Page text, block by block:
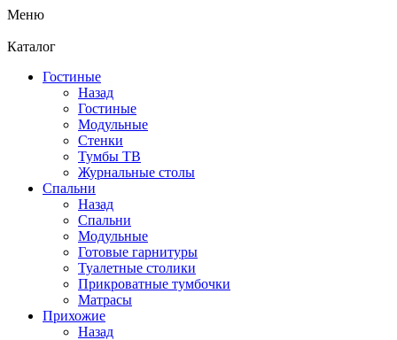
Меню
Каталог
Гостиные
Назад
Гостиные
Модульные
Стенки
Тумбы ТВ
Журнальные столы
Спальни
Назад
Спальни
Модульные
Готовые гарнитуры
Туалетные столики
Прикроватные тумбочки
Матрасы
Прихожие
Назад